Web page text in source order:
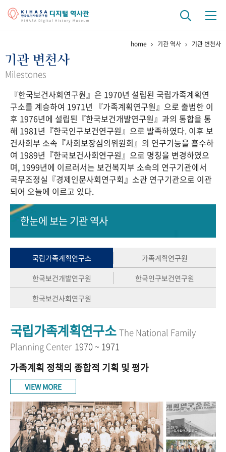
걸어온 길 기관 변천사
연구 역사
정책과 연구 키워드로 보는 연구 역사
연구자들
간행물 변천사
기록물 아카이브
사진 아카이브 문서 기록물 행정박물 영상 기록물
50+1 주년 기념
세계와 함께 한 KIHASA
VR 역사관
home 기관 역사 기관 변천사
기관 변천사
Milestones
『한국보건사회연구원』은 1970년 설립된 국립가족계획연
구소를 계승하여 1971년 『가족계획연구원』으로 출범한 이
후 1976년에 설립된『한국보건개발연구원』과의 통합을 통
해 1981년『한국인구보건연구원』으로 발족하였다. 이후 보
건사회부 소속『사회보장심의위원회』의 연구기능을 흡수하
여 1989년『한국보건사회연구원』으로 명칭을 변경하였으
며, 1999년에 이르러서는 보건복지부 소속의 연구기관에서
국무조정실『경제인문사회연구회』소관 연구기관으로 이관
되어 오늘에 이르고 있다.
한눈에 보는기관 역사
국립가족계획연구소
가족계획연구원
한국보건개발연구원
한국인구보건연구원
한국보건사회연구원
국립가족계획연구소 The National Family
Planning Center 1970 ~ 1971
가족계획 정책의 종합적 기획 및 평가
VIEW MORE